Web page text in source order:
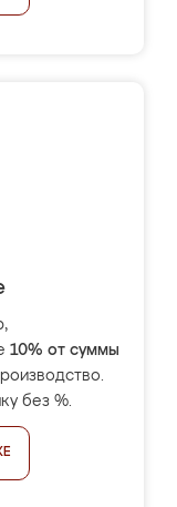
10% от суммы
без %.